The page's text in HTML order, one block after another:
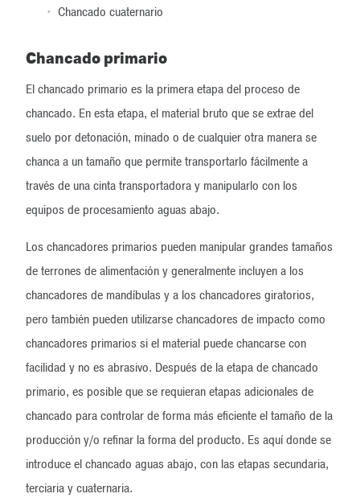
Chancado cuaternario
Chancado primario
El chancado primario es la primera etapa del proceso de
chancado. En esta etapa, el material bruto que se extrae del
suelo por detonación, minado o de cualquier otra manera se
chanca a un tamaño que permite transportarlo fácilmente a
través de una cinta transportadora y manipularlo con los
equipos de procesamiento aguas abajo.
Los chancadores primarios pueden manipular grandes tamaños
de terrones de alimentación y generalmente incluyen a los
chancadores de mandíbulas y a los chancadores giratorios,
pero también pueden utilizarse chancadores de impacto como
chancadores primarios si el material puede chancarse con
facilidad y no es abrasivo. Después de la etapa de chancado
primario, es posible que se requieran etapas adicionales de
chancado para controlar de forma más eficiente el tamaño de la
producción y/o refinar la forma del producto. Es aquí donde se
introduce el chancado aguas abajo, con las etapas secundaria,
terciaria y cuaternaria.